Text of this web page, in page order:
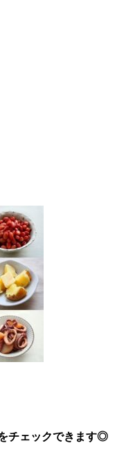
チェックできます◎